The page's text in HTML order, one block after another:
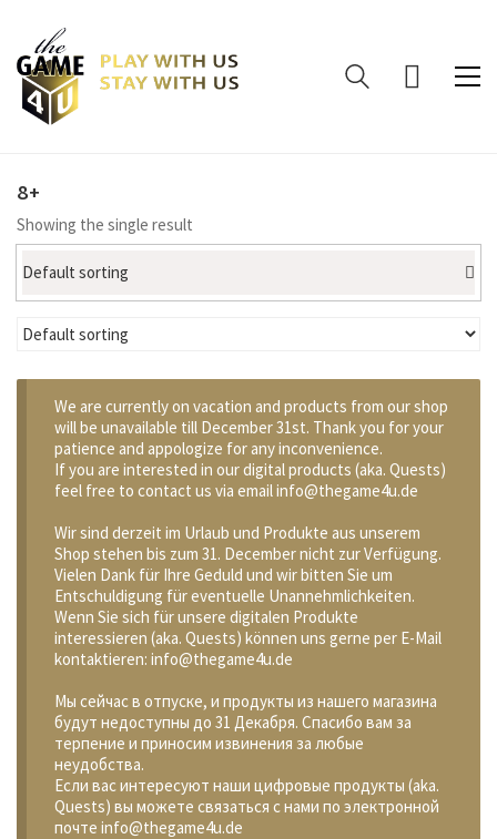
8+
Showing the single result
Default sorting
We are currently on vacation and products from our shop
will be unavailable till December 31st. Thank you for your
patience and appologize for any inconvenience.
If you are interested in our digital products (aka. Quests)
feel free to contact us via email info@thegame4u.de
Wir sind derzeit im Urlaub und Produkte aus unserem
Shop stehen bis zum 31. December nicht zur Verfügung.
Vielen Dank für Ihre Geduld und wir bitten Sie um
Entschuldigung für eventuelle Unannehmlichkeiten.
Wenn Sie sich für unsere digitalen Produkte
interessieren (aka. Quests) können uns gerne per E-Mail
kontaktieren: info@thegame4u.de
Мы сейчас в отпуске, и продукты из нашего магазина
будут недоступны до 31 Декабря. Спасибо вам за
терпение и приносим извинения за любые
неудобства.
Если вас интересуют наши цифровые продукты (aka.
Quests) вы можете связаться с нами по электронной
почте info@thegame4u.de